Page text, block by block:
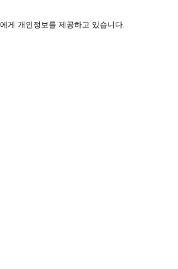
게 개인정보를 제공하고 있습니다.